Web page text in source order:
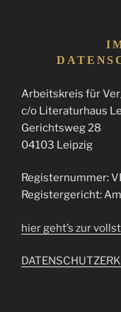
Arbeitskreis für
c/o Literaturhaus
Gerichtsweg 28
04103 Leipzig
Registernummer:
Registergericht:
hier geht’s zur